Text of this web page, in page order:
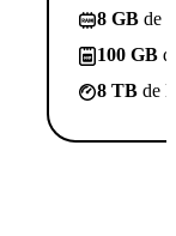
8 GB de
100 GB
8 TB de